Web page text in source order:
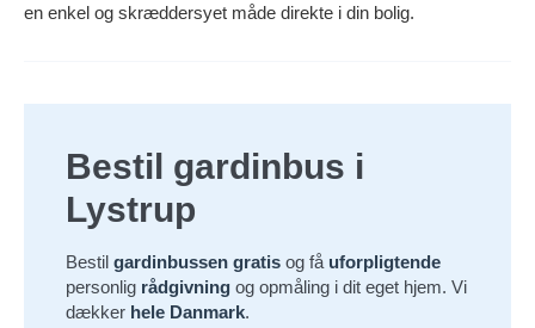
en enkel og skræddersyet måde direkte i din bolig.
Bestil gardinbus i
Lystrup
Bestil gardinbussen gratis og få uforpligtende
personlig rådgivning og opmåling i dit eget hjem. Vi
dækker hele Danmark.